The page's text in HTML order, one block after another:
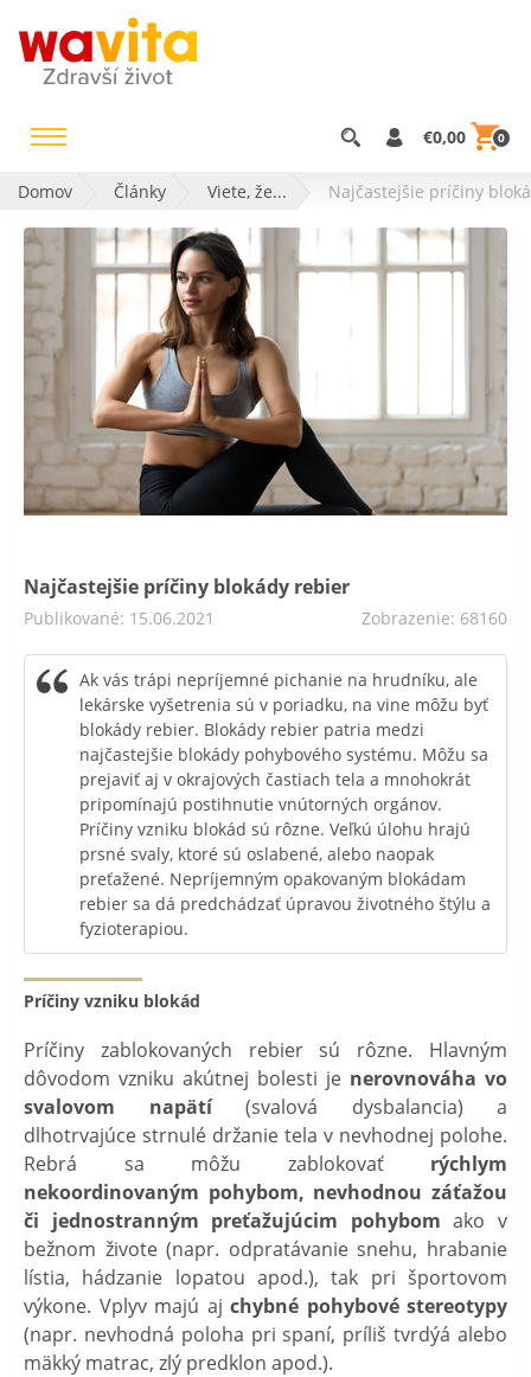
€0,00 0
Domov Články Viete, že... Najčastejšie príčiny
Najčastejšie príčiny blokády rebier
Publikované: 15.06.2021 Zobrazenie: 68160
Ak vás trápi nepríjemné pichanie na hrudníku, ale
lekárske vyšetrenia sú v poriadku, na vine môžu byť
blokády rebier. Blokády rebier patria medzi
najčastejšie blokády pohybového systému. Môžu sa
prejaviť aj v okrajových častiach tela a mnohokrát
pripomínajú postihnutie vnútorných orgánov.
Príčiny vzniku blokád sú rôzne. Veľkú úlohu hrajú
prsné svaly, ktoré sú oslabené, alebo naopak
preťažené. Nepríjemným opakovaným blokádam
rebier sa dá predchádzať úpravou životného štýlu a
fyzioterapiou.
Príčiny vzniku blokád
Príčiny zablokovaných rebier sú rôzne. Hlavným
dôvodom vzniku akútnej bolesti je nerovnováha vo
svalovom napätí(svalová dysbalancia) a
dlhotrvajúce strnulé držanie tela v nevhodnej polohe.
Rebrá sa môžu zablokovať rýchlym
nekoordinovaným pohybom, nevhodnou záťažou
či jednostranným preťažujúcim pohybomako v
bežnom živote (napr. odpratávanie snehu, hrabanie
lístia, hádzanie lopatou apod.), tak pri športovom
výkone. Vplyv majú aj chybné pohybové stereotypy
(napr. nevhodná poloha pri spaní, príliš tvrdýá alebo
mäkký matrac, zlý predklon apod.).